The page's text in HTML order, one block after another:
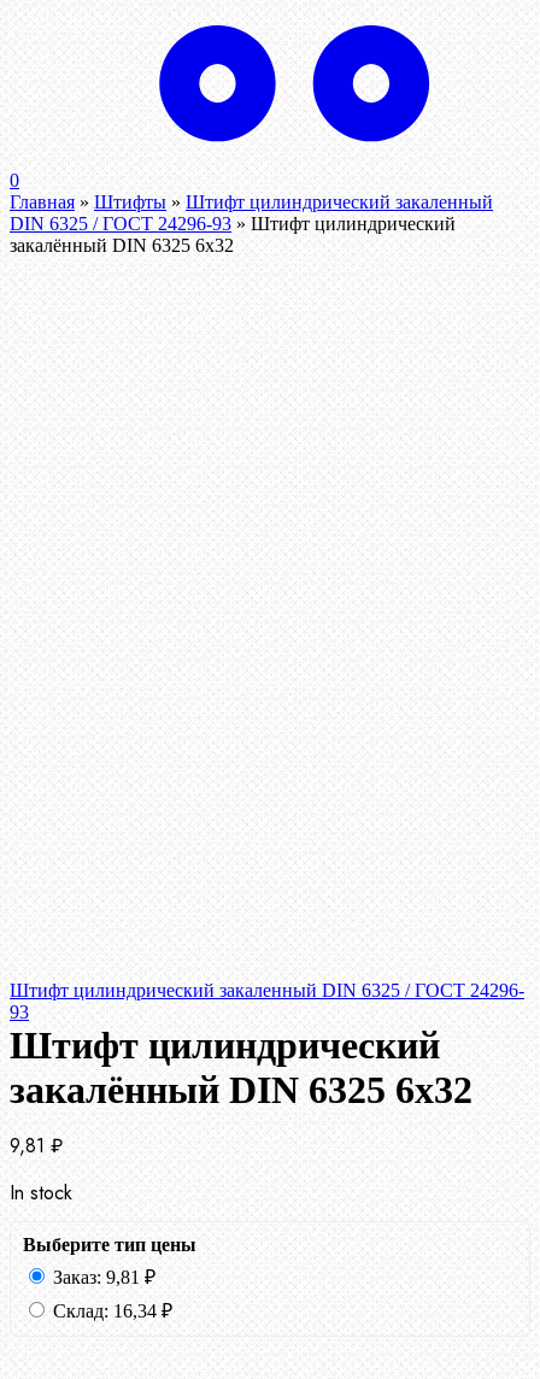
0
Главная » Штифты » Штифт цилиндрический закаленный
DIN 6325 / ГОСТ 24296-93 » Штифт цилиндрический
закалённый DIN 6325 6х32
Штифт цилиндрический закаленный DIN 6325 / ГОСТ 24296-
93
Штифт цилиндрический
закалённый DIN 6325 6х32
9,81 ₽
In stock
Выберите тип цены
Заказ: 9,81 ₽
Склад: 16,34 ₽